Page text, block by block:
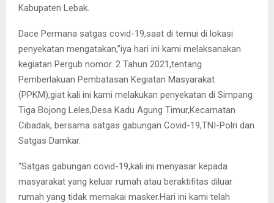
Kabupaten Lebak.
Dace Permana satgas covid-19,saat di temui di lokasi
penyekatan mengatakan,”iya hari ini kami melaksanakan
kegiatan Pergub nomor. 2 Tahun 2021,tentang
Pemberlakuan Pembatasan Kegiatan Masyarakat
(PPKM),giat kali ini kami melakukan penyekatan di Simpang
Tiga Bojong Leles,Desa Kadu Agung Timur,Kecamatan
Cibadak, bersama satgas gabungan Covid-19,TNI-Polri dan
Satgas Damkar.
“Satgas gabungan covid-19,kali ini menyasar kepada
masyarakat yang keluar rumah atau beraktifitas diluar
rumah yang tidak memakai masker.Hari ini kami telah